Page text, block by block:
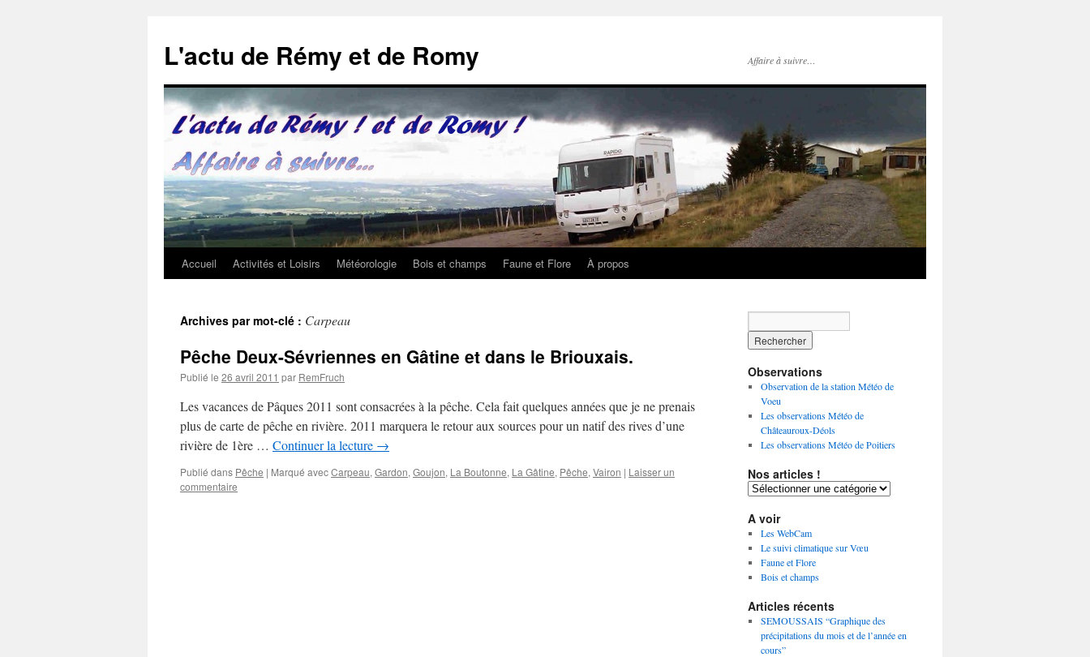
contenu
L'actu de Rémy et de Romy Affaire à suivre…
Accueil Activités et Loisirs Météorologie Bois et champs Faune et Flore À propos
Archives par mot-clé : Carpeau
Pêche Deux-Sévriennes en Gâtine et dans le Briouxais.
Publié le 26 avril 2011 par RemFruch
Les vacances de Pâques 2011 sont consacrées à la pêche. Cela fait quelques années que je ne prenais
plus de carte de pêche en rivière. 2011 marquera le retour aux sources pour un natif des rives d’une
rivière de 1ère … Continuer la lecture →
Publié dans Pêche | Marqué avecCarpeau, Gardon, Goujon, La Boutonne, La Gâtine, Pêche, Vairon | Laisser un
commentaire
Observations
Observation de la station Météo de
Voeu
Les observations Météo de
Châteauroux-Déols
Les observations Météo de Poitiers
Nos articles !
Nos
!A voir
Les WebCam
Le suivi climatique sur Vœu
Faune et Flore
Bois et champs
Articles récents
SEMOUSSAIS “Graphique des
précipitations du mois et de l’année en
cours”